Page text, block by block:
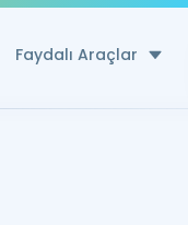
Faydalı Araçlar